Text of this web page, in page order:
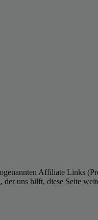
Affiliate
uns hilft, diese Seite